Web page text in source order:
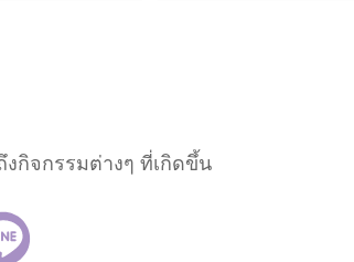
กิจกรรมต่างๆ ที่เกิดขึ้น